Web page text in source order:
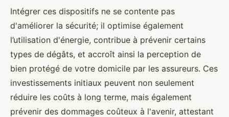
Intégrer ces dispositifs ne se contente pas
d'améliorer la sécurité; il optimise également
l’utilisation d'énergie, contribue à prévenir certains
types de dégâts, et accroît ainsi la perception de
bien protégé de votre domicile par les assureurs. Ces
investissements initiaux peuvent non seulement
réduire les coûts à long terme, mais également
prévenir des dommages coûteux à l'avenir, attestant